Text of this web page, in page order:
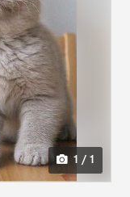
1 / 1